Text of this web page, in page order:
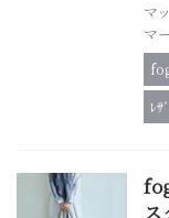
マ
マ
ﾚｻ
ス